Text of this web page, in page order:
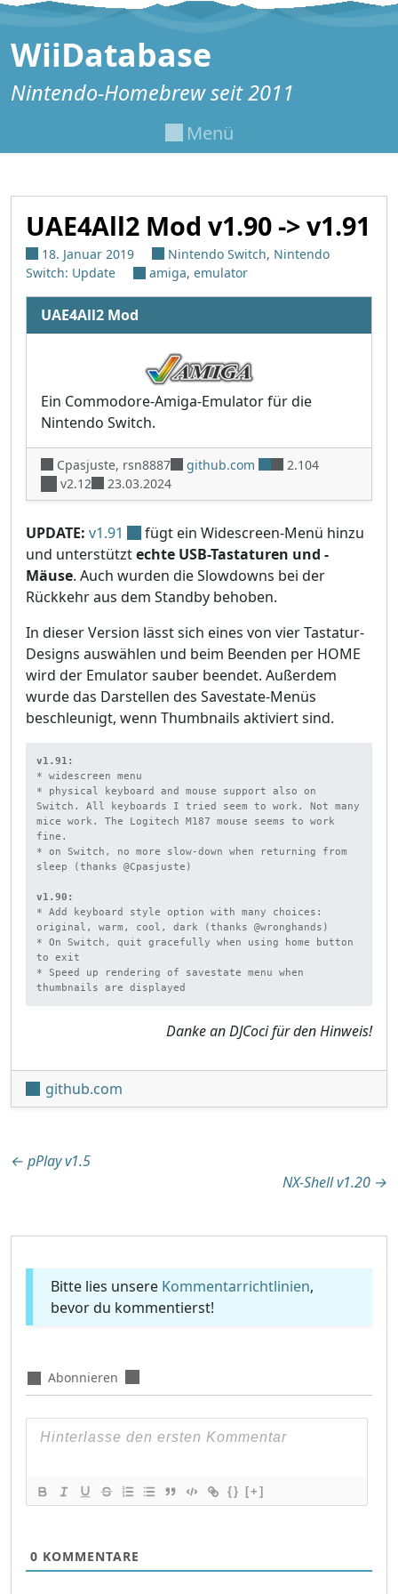
Zum Inhalt springen
WiiDatabase
Nintendo-Homebrew seit 2011
Menü
UAE4All2 Mod v1.90 -> v1.91
18. Januar 2019 Nintendo Switch, Nintendo
Switch: Update
amiga, emulator
UAE4All2 Mod
Ein Commodore-Amiga-Emulator für die
Nintendo Switch.
Cpasjuste, rsn8887 github.com
2.104
v2.12
23.03.2024
UPDATE: v1.91
fügt ein Widescreen-Menü hinzu
und unterstütztechte USB-Tastaturen und -
Mäuse. Auch wurden die Slowdowns bei der
Rückkehr aus dem Standby behoben.
In dieser Version lässt sich eines von vier Tastatur-
Designs auswählen und beim Beenden per HOME
wird der Emulator sauber beendet. Außerdem
wurde das Darstellen des Savestate-Menüs
beschleunigt, wenn Thumbnails aktiviert sind.
v1.91:
* widescreen menu
* physical keyboard and mouse support also on
Switch. All keyboards I tried seem to work. Not many
mice work. The Logitech M187 mouse seems to work
fine.
* on Switch, no more slow-down when returning from
sleep (thanks @Cpasjuste)
v1.90:
* Add keyboard style option with many choices:
original, warm, cool, dark (thanks @wronghands)
* On Switch, quit gracefully when using home button
to exit
* Speed up rendering of savestate menu when
thumbnails are displayed
Danke an DJCoci für den Hinweis!
github.com
Beitragsnavigation
← pPlay v1.5
NX-Shell v1.20 →
Bitte lies unsere Kommentarrichtlinien,
bevor du kommentierst!
Abonnieren
{} [+]
0 KOMMENTARE